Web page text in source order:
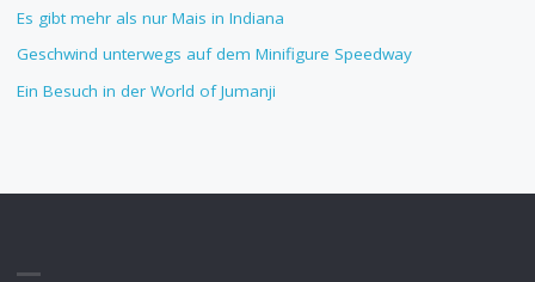
Es gibt mehr als nur Mais in Indiana
Geschwind unterwegs auf dem Minifigure Speedway
Ein Besuch in der World of Jumanji